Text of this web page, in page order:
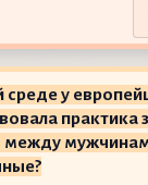
среде у
практика
между